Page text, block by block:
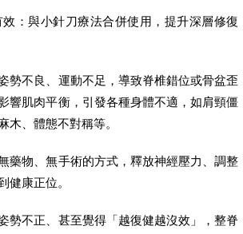
：與小針刀療法合併使用，提升深層修復
勢不良、運動不足，導致脊椎錯位或骨盆歪
響肌肉平衡，引發各種身體不適，如肩頸僵
木、體態不對稱等。
藥物、無手術的方式，釋放神經壓力、調整
健康正位。
勢不正、甚至覺得「越復健越沒效」，整脊